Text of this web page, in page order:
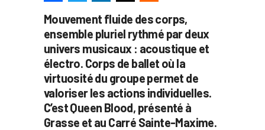
Mouvement fluide des corps,
ensemble pluriel rythmé par deux
univers musicaux : acoustique et
électro. Corps de ballet où la
virtuosité du groupe permet de
valoriser les actions individuelles.
C’est Queen Blood, présenté à
Grasse et au Carré Sainte-Maxime.